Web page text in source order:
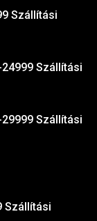
Szállítási
Szállítási
Szállítási
Szállítási